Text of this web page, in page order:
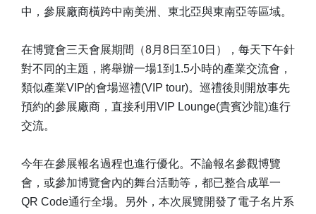
中，參展廠商橫跨中南美洲、東北亞與東南亞等區域。
在博覽會三天會展期間（8月8日至10日），每天下午針
對不同的主題，將舉辦一場1到1.5小時的產業交流會，
類似產業VIP的會場巡禮(VIP tour)。巡禮後則開放事先
預約的參展廠商，直接利用VIP Lounge(貴賓沙龍)進行
交流。
今年在參展報名過程也進行優化。不論報名參觀博覽
會，或參加博覽會內的舞台活動等，都已整合成單一
QR Code通行全場。另外，本次展覽開發了電子名片系